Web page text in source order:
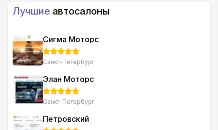
Лучшие автосалоны
Сигма Моторс
Санкт-Петербург
Элан Моторс
Санкт-Петербург
Петровский